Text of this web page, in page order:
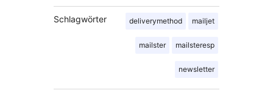
Schlagwörter deliverymethod mailjet
mailster mailsteresp
newsletter